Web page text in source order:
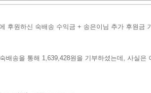
후원하신 숙배송 수익금 + 송은이님 추가 후원금
배송을 통해 1,639,428원을 기부하셨는데, 사실은